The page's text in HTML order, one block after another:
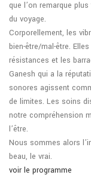
que l’on remarque
du voyage.
Corporellement, les
bien-être/mal-être.
résistances et les
Ganesh qui a la
sonores agissent
de limites. Les soins
notre compréhension
l’être.
Nous sommes alors
beau, le vrai.
voir le programme